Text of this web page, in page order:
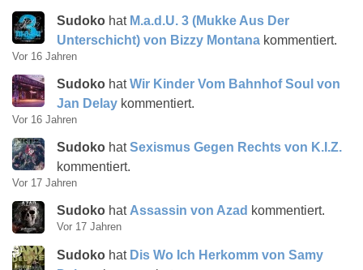
Sudoko hat M.a.d.U. 3 (Mukke Aus Der
Unterschicht) von Bizzy Montana kommentiert.
Vor 16 Jahren
Sudoko hatWir Kinder Vom Bahnhof Soul von
Jan Delay kommentiert.
Vor 16 Jahren
Sudoko hatSexismus Gegen Rechts von K.I.Z.
kommentiert.
Vor 17 Jahren
Sudoko hat Assassin von Azad kommentiert.
Vor 17 Jahren
Sudoko hat Dis Wo Ich Herkomm von Samy